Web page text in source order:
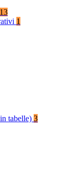
13
1
tabelle) 3